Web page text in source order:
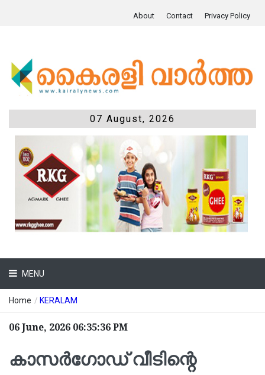
About Contact Privacy Policy
07 August, 2026
MENU
Home / KERALAM
06 June, 2026 06:35:36 PM
കാസർഗോഡ് വീടിന്റെ